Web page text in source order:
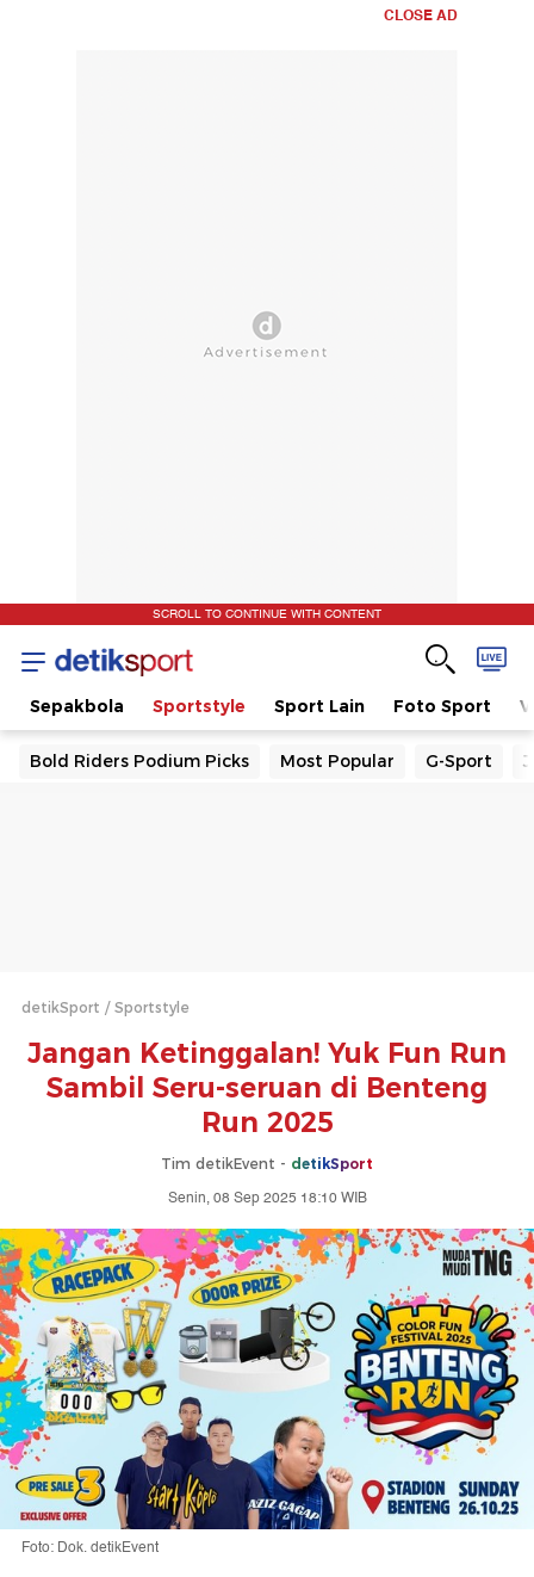
CLOSE AD
SCROLL TO CONTINUE WITH CONTENT
Sepakbola Sportstyle Sport Lain Foto Sport
Bold Riders Podium Picks Most Popular G-Sport
detikSport Sportstyle
Jangan Ketinggalan! Yuk Fun Run
Sambil Seru-seruan di Benteng
Run 2025
Tim detikEvent - detikSport
Senin, 08 Sep 2025 18:10 WIB
Foto: Dok. detikEvent